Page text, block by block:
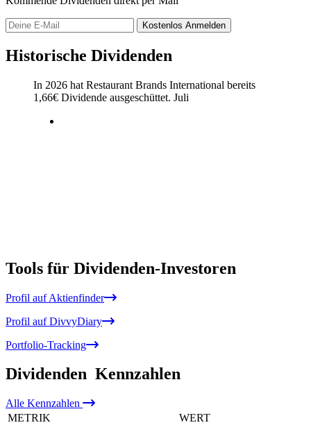
Kostenlos Anmelden
Historische Dividenden
In 2026 hat Restaurant Brands International bereits
1,66€ Dividende ausgeschüttet. Juli
Tools für Dividenden-Investoren
Profil auf Aktienfinder
Profil auf DivvyDiary
Portfolio-Tracking
Dividenden Kennzahlen
Alle Kennzahlen
METRIK
WERT